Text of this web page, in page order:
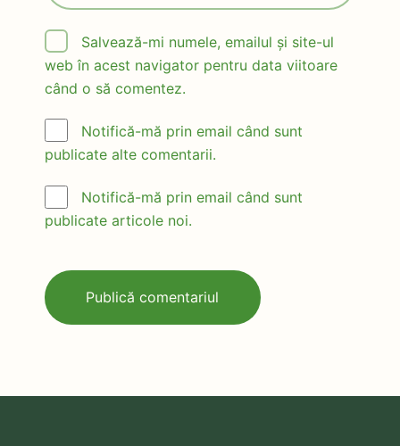
Salvează-mi numele, emailul și site-ul
web în acest navigator pentru data viitoare
când o să comentez.
Notifică-mă prin email când sunt
publicate alte comentarii.
Notifică-mă prin email când sunt
publicate articole noi.